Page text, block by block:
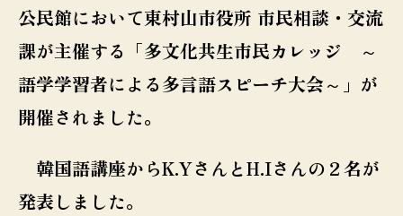
公民館において東村山市役所 市民相談・交流
課が主催する「多文化共生市民カレッジ ～
語学学習者による多言語スピーチ大会～」が
開催されました。
韓国語講座からK.YさんとH.Iさんの２名が
発表しました。